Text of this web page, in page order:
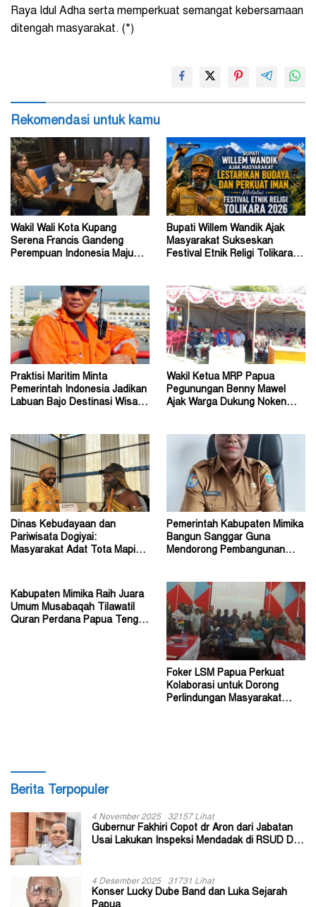
Raya Idul Adha serta memperkuat semangat kebersamaan
ditengah masyarakat. (*)
Rekomendasi untuk kamu
Wakil Wali Kota Kupang
Serena Francis Gandeng
Perempuan Indonesia Maju
Bupati Willem Wandik Ajak
Masyarakat Sukseskan
Festival Etnik Religi Tolikara
Praktisi Maritim Minta
Pemerintah Indonesia Jadikan
Labuan Bajo Destinasi Wisata
Wakil Ketua MRP Papua
Pegunungan Benny Mawel
Ajak Warga Dukung Noken
Dinas Kebudayaan dan
Pariwisata Dogiyai:
Masyarakat Adat Tota Mapiha
Pemerintah Kabupaten Mimika
Bangun Sanggar Guna
Mendorong Pembangunan
Kabupaten Mimika Raih Juara
Umum Musabaqah Tilawatil
Quran Perdana Papua Tengah
Foker LSM Papua Perkuat
Kolaborasi untuk Dorong
Perlindungan Masyarakat
Berita Terpopuler
4 November 2025 32157 Lihat
Gubernur Fakhiri Copot dr Aron dari Jabatan
Usai Lakukan Inspeksi Mendadak di RSUD Dok
4 Desember 2025 31731 Lihat
Konser Lucky Dube Band dan Luka Sejarah